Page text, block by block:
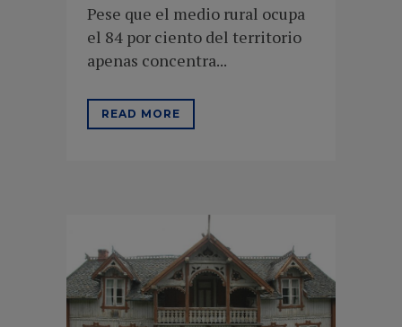
Pese que el medio rural ocupa
el 84 por ciento del territorio
apenas concentra...
READ MORE